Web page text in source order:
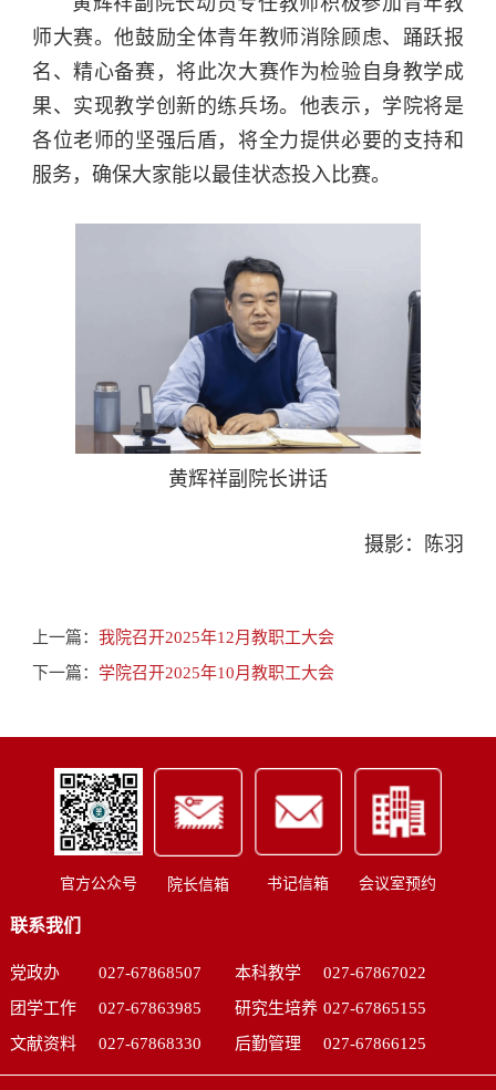
师大赛。他鼓励全体青年教师消除顾虑、踊跃报
名、精心备赛，将此次大赛作为检验自身教学成
果、实现教学创新的练兵场。他表示，学院将是
各位老师的坚强后盾，将全力提供必要的支持和
服务，确保大家能以最佳状态投入比赛。
黄辉祥副院长讲话
摄影：陈羽
上一篇： 我院召开2025年12月教职工大会
下一篇： 学院召开2025年10月教职工大会
官方公众号 院长信箱 书记信箱 会议室预约
联系我们
党政办 027-67868507 本科教学
027-67867022
团学工作
027-67863985 研究生培养 027-67865155
文献资料
027-67868330 后勤管理 027-67866125